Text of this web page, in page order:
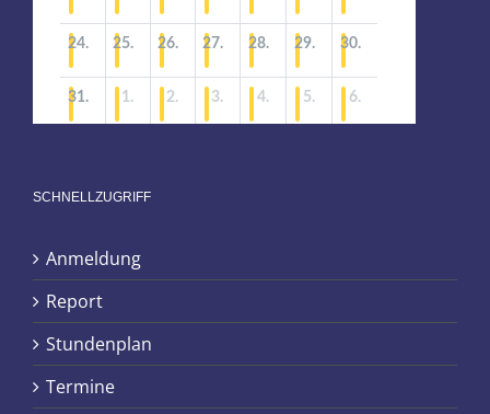
SCHNELLZUGRIFF
Anmeldung
Report
Stundenplan
Termine